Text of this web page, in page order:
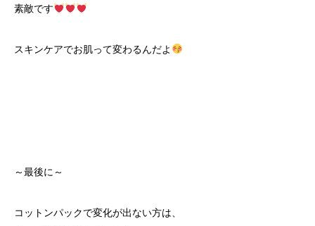
素敵です
スキンケアでお肌って変わるんだよ
～最後に～
コットンパックで変化が出ない方は、